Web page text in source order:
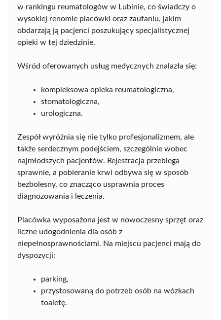
w rankingu reumatologów w Lubinie, co świadczy o
wysokiej renomie placówki oraz zaufaniu, jakim
obdarzają ją pacjenci poszukujący specjalistycznej
opieki w tej dziedzinie.
Wśród oferowanych usług medycznych znalazła się:
kompleksowa opieka reumatologiczna,
stomatologiczna,
urologiczna.
Zespół wyróżnia się nie tylko profesjonalizmem, ale
także serdecznym podejściem, szczególnie wobec
najmłodszych pacjentów. Rejestracja przebiega
sprawnie, a pobieranie krwi odbywa się w sposób
bezbolesny, co znacząco usprawnia proces
diagnozowania i leczenia.
Placówka wyposażona jest w nowoczesny sprzęt oraz
liczne udogodnienia dla osób z
niepełnosprawnościami. Na miejscu pacjenci mają do
dyspozycji:
parking,
przystosowaną do potrzeb osób na wózkach
toaletę.